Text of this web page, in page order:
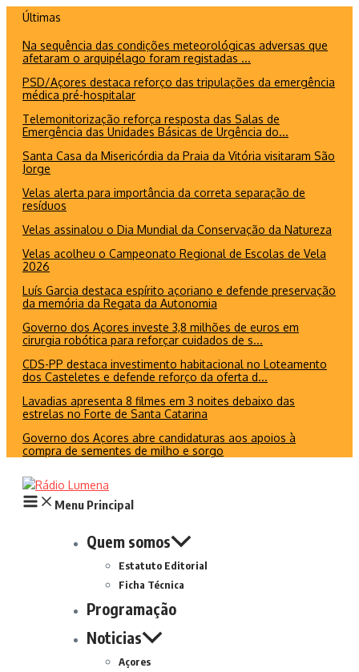
conteúdo
Últimas
Na sequência das condições meteorológicas adversas que
afetaram o arquipélago foram registadas ...
PSD/Açores destaca reforço das tripulações da emergência
médica pré-hospitalar
Telemonitorização reforça resposta das Salas de
Emergência das Unidades Básicas de Urgência do...
Santa Casa da Misericórdia da Praia da Vitória visitaram São
Jorge
Velas alerta para importância da correta separação de
resíduos
Velas assinalou o Dia Mundial da Conservação da Natureza
Velas acolheu o Campeonato Regional de Escolas de Vela
2026
Luís Garcia destaca espírito açoriano e defende preservação
da memória da Regata da Autonomia
Governo dos Açores investe 3,8 milhões de euros em
cirurgia robótica para reforçar cuidados de s...
CDS-PP destaca investimento habitacional no Loteamento
dos Casteletes e defende reforço da oferta d...
Lavadias apresenta 8 filmes em 3 noites debaixo das
estrelas no Forte de Santa Catarina
Governo dos Açores abre candidaturas aos apoios à
compra de sementes de milho e sorgo
Menu Principal
Quem somos
Estatuto Editorial
Ficha Técnica
Programação
Noticias
Açores